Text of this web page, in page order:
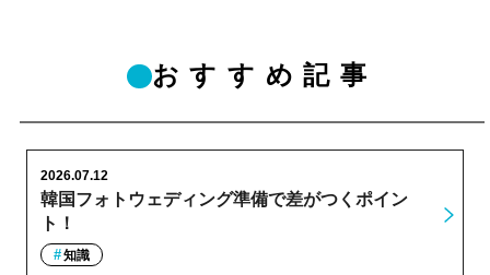
おすすめ記事
韓国フォトウェディング準備で差がつくポイン
ト！
2026.07.12
知識